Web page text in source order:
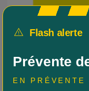
Flash alerte
Prévente
EN PRÉVENTE